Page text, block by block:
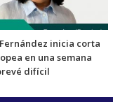
inicia corta
en una semana
difícil